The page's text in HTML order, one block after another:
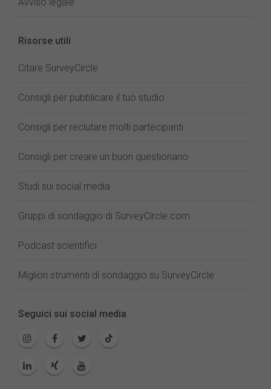
Risorse utili
Citare SurveyCircle
Consigli per pubblicare il tuo studio
Consigli per reclutare molti partecipanti
Consigli per creare un buon questionario
Studi sui social media
Gruppi di sondaggio di SurveyCircle.com
Podcast scientifici
Migliori strumenti di sondaggio su SurveyCircle
Seguici sui social media